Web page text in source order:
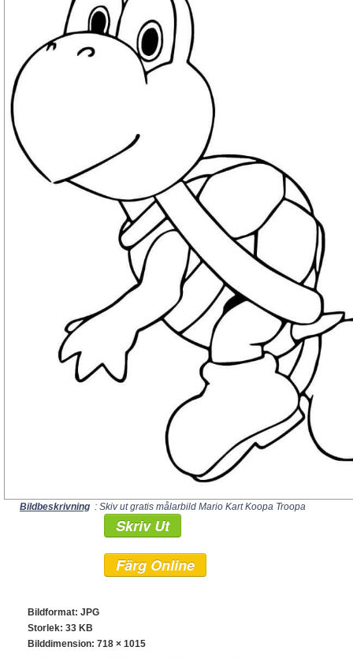
Bildbeskrivning : Skiv ut gratis målarbild Mario Kart Koopa Troopa
Skriv Ut
Färg Online
Bildformat: JPG
Storlek: 33 KB
Bilddimension: 718 × 1015